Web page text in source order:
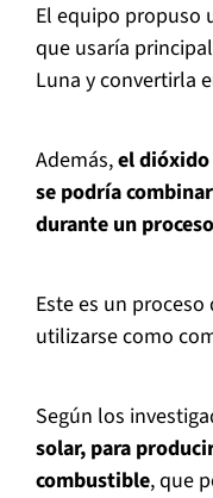
El equipo propuso
que usaría
Luna y convertirla
Además,el
se podría
durante un
Este es un
utilizarse como
Según los
solar, para
combustible, que